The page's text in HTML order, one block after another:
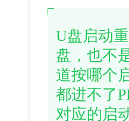
U盘启动
盘，也不
道按哪个
都进不了
对应的启